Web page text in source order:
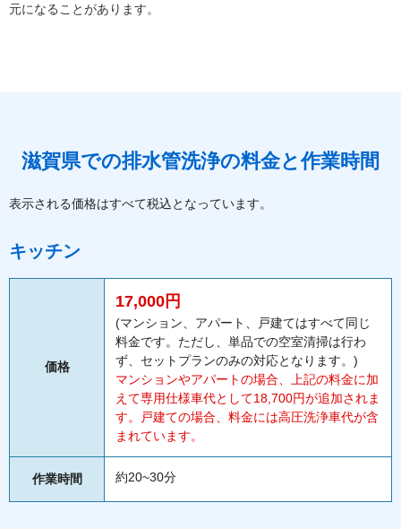
元になることがあります。
滋賀県での排水管洗浄の料金と作業時間
表示される価格はすべて税込となっています。
キッチン
価格
17,000円
(マンション、アパート、戸建てはすべて同じ
料金です。ただし、単品での空室清掃は行わ
ず、セットプランのみの対応となります。)
マンションやアパートの場合、上記の料金に加
えて専用仕様車代として18,700円が追加されま
す。戸建ての場合、料金には高圧洗浄車代が含
まれています。
作業時間 約20~30分